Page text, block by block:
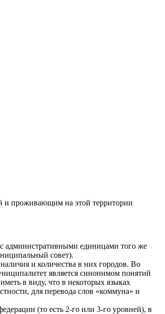
и проживающим на этой территории
административными единицами того же
совет).
и количества в них городов. Во
является синонимом понятий
в виду, что в некоторых языках
для перевода слов «коммуна» и
(то есть 2-го или 3-го уровней), в